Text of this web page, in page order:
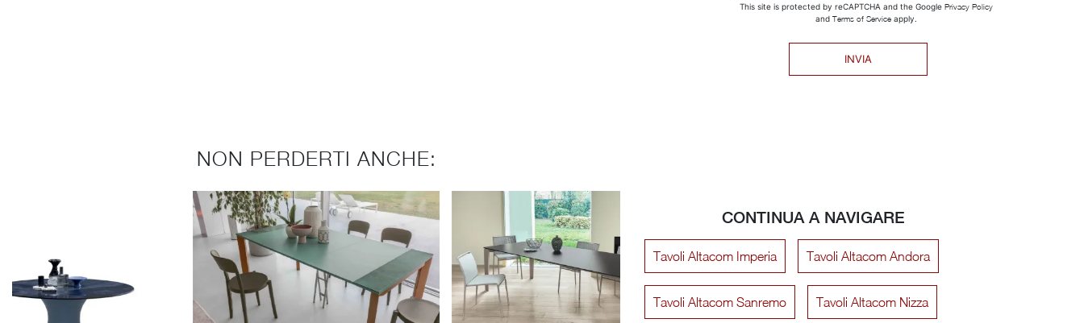
This site is protected by reCAPTCHA and the Google Privacy Policy
and Terms of Serviceapply.
INVIA
NON PERDERTI ANCHE:
CONTINUA A NAVIGARE
Tavoli Altacom Imperia Tavoli Altacom Andora
Tavoli Altacom Sanremo Tavoli Altacom Nizza